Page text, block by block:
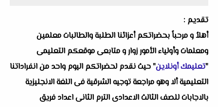
تقديم :
أهلاُ و مرحباً بحضراتكم أعزائنا الطلبة والطالبات معلمين
ومعلمات وأولياء الأمور زوار و متابعى موقعكم التعليمى
"تعليمك أونلاين" حيث نقدم لحضراتكم اليوم واحد من انفراداتنا
التعليمية ألا وهومراجعة توجيه الشرقية فى اللغة الانجليزية
بالاجابات للصف الثالث الاعدادى الترم الثانى اعداد فريق